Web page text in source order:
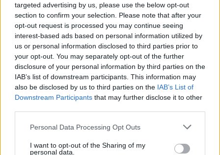
targeted advertising by us, please use the below opt-out
section to confirm your selection. Please note that after your
opt-out request is processed you may continue seeing
interest-based ads based on personal information utilized by
us or personal information disclosed to third parties prior to
your opt-out. You may separately opt-out of the further
disclosure of your personal information by third parties on the
IAB’s list of downstream participants. This information may
also be disclosed by us to third parties on the IAB’s List of
Downstream Participants that may further disclose it to other
Please note that this website/app uses one or more Google
not limited to your visit or usage behaviour. You may click to
Personal Data Processing Opt Outs
I want to opt-out of the Sharing of my
personal data.